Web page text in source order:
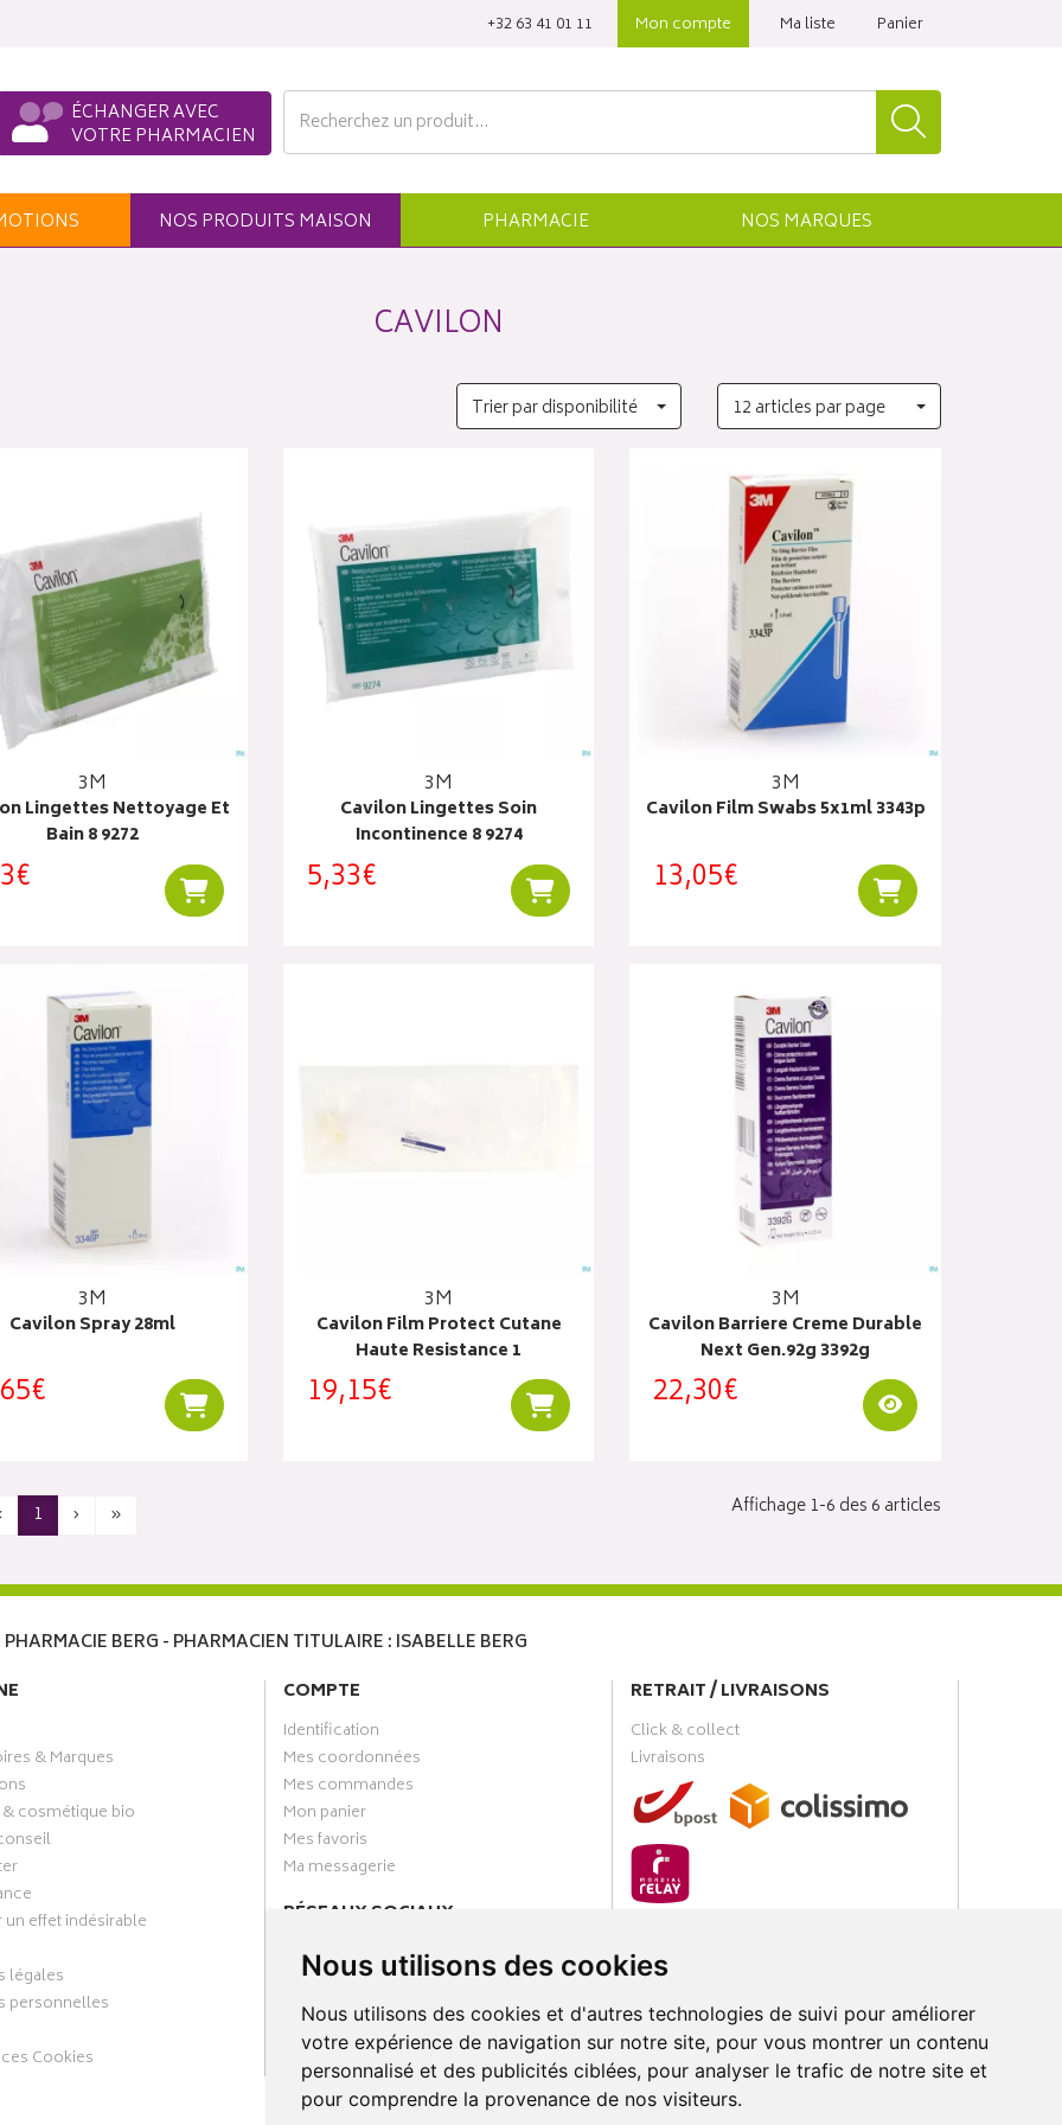
Nous utilisons des cookies
Nous utilisons des cookies et d'autres technologies de suivi pour améliorer
votre expérience de navigation sur notre site, pour vous montrer un contenu
personnalisé et des publicités ciblées, pour analyser le trafic de notre site et
pour comprendre la provenance de nos visiteurs.
‭+32 63 41 01 11‬ Mon compte Ma liste Panier
ÉCHANGER AVEC
VOTRE PHARMACIEN
TIONS NOS PRODUITS MAISON PHARMACIE NOS MARQUES
CAVILON
Trier par disponibilité 12 articles par page
3M
Lingettes Nettoyage Et
Bain 8 9272
Ajouter au panier
3M
Cavilon Lingettes Soin
Incontinence 8 9274
5,33€ Ajouter au panier
3M
Cavilon Film Swabs 5x1ml 3343p
13,05€ Ajouter au panier
3M
Cavilon Spray 28ml
Ajouter au panier
3M
Cavilon Film Protect Cutane
Haute Resistance 1
19,15€ Ajouter au panier
3M
Cavilon Barriere Creme Durable
Next Gen.92g 3392g
22,30€ Visualiser
1 › » Affichage 1-6 des 6 articles
PHARMACIE BERG - PHARMACIEN TITULAIRE : ISABELLE BERG
& Marques
cosmétique bio
effet indésirable
légales
personnelles
Cookies
COMPTE
Identification
Mes coordonnées
Mes commandes
Mon panier
Mes favoris
Ma messagerie
RÉSEAUX SOCIAUX
Facebook
Annuaire des pharmacies
RETRAIT / LIVRAISONS
Click & collect
Livraisons